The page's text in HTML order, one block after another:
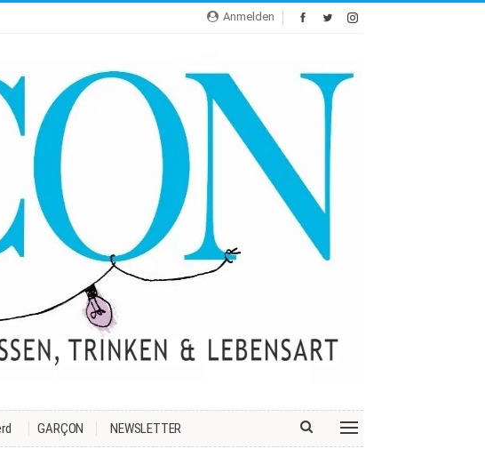
Anmelden
GARÇON NEWSLETTER